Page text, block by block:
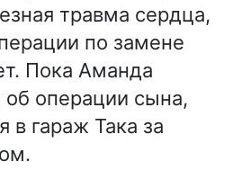
травма сердца,
по замене
Пока Аманда
операции сына,
в гараж Така за